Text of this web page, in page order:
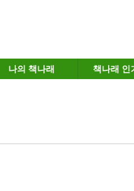
나의 책나래 책나래 인